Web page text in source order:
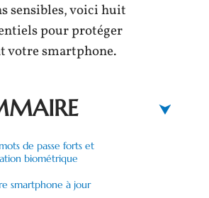
sensibles, voici huit
pour protéger
votre smartphone.
de passe forts et
biométrique
smartphone à jour